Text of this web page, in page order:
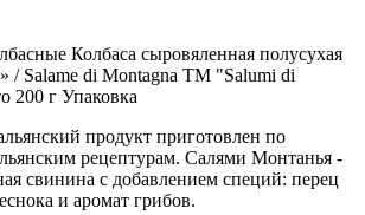
Колбаса сыровяленная полусухая
/ Salame di Montagna ТМ "Salumi di
200 г Упаковка
продукт приготовлен по
рецептурам. Салями Монтанья -
свинина с добавлением специй: перец
и аромат грибов.